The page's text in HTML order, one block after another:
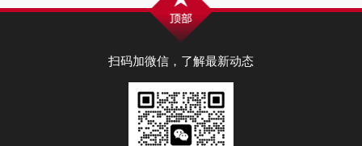
扫码加微信，了解最新动态